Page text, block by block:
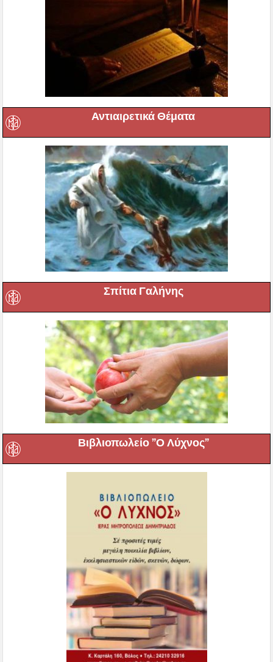
Αντιαιρετικά Θέματα
Σπίτια Γαλήνης
Βιβλιοπωλείο ”Ο Λύχνος”